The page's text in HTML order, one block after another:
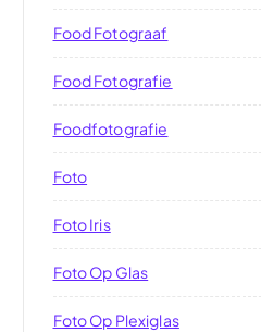
Food Fotograaf
Food Fotografie
Foodfotografie
Foto
Foto Iris
Foto Op Glas
Foto Op Plexiglas